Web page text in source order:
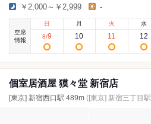
￥2,000～￥2,999 -
空席
情報
日
8/9
月
10
火
11
水
12
個室居酒屋 獏々堂 新宿店
[東京] 新宿西口駅 489m ([東京] 新宿三丁目